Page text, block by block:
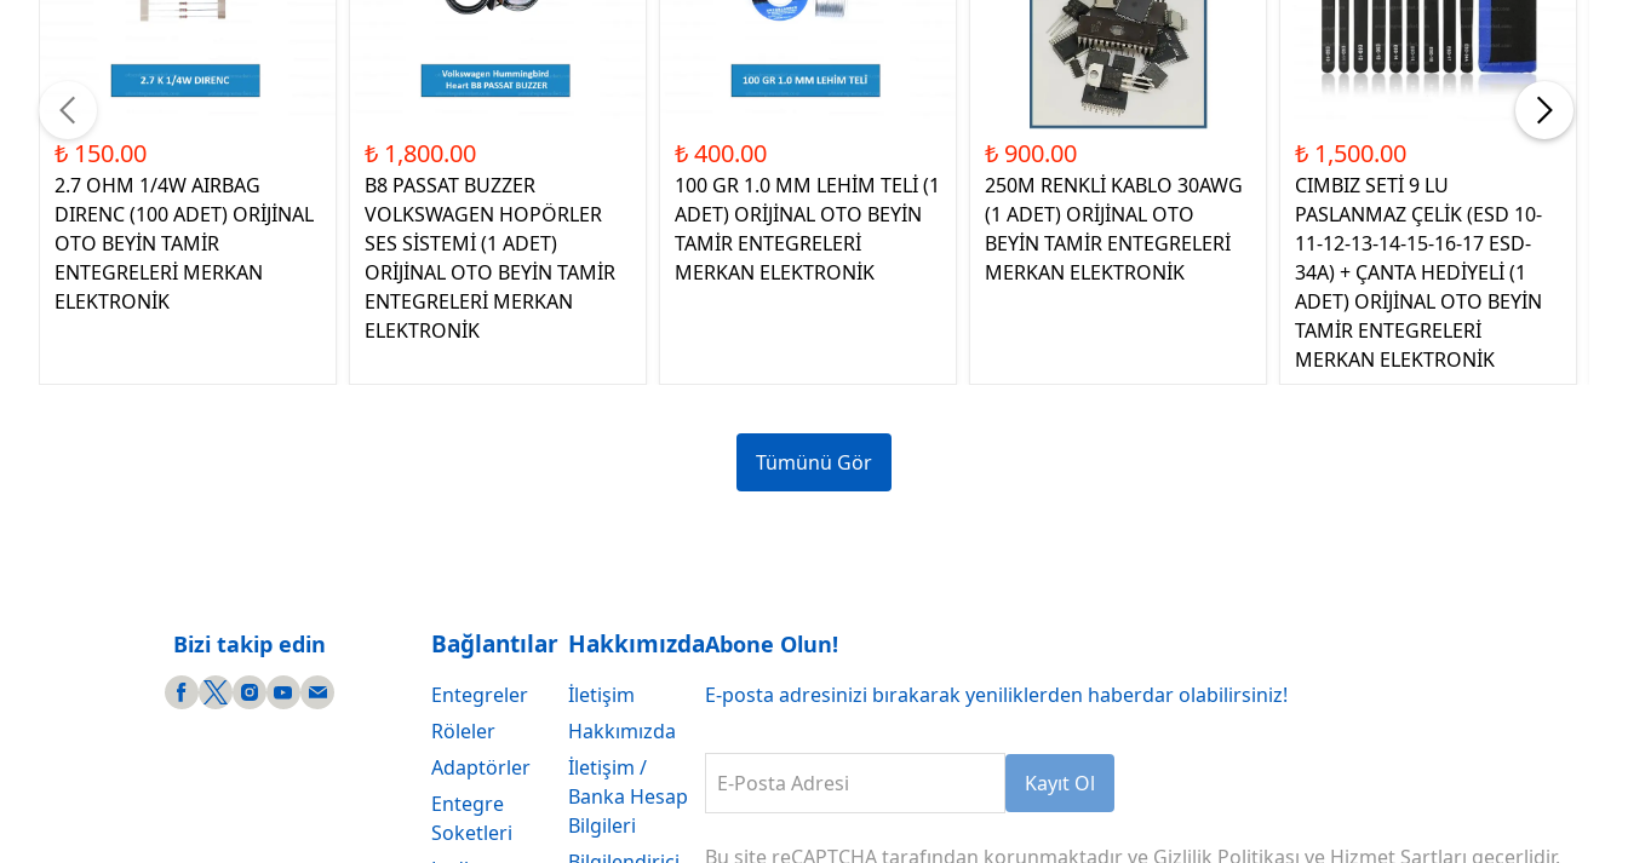
₺ 150.00
2.7 OHM 1/4W AIRBAG
DIRENC (100 ADET) ORİJİNAL
OTO BEYİN TAMİR
ENTEGRELERİ MERKAN
ELEKTRONİK
₺ 1,800.00
B8 PASSAT BUZZER
VOLKSWAGEN HOPÖRLER
SES SİSTEMİ (1 ADET)
ORİJİNAL OTO BEYİN TAMİR
ENTEGRELERİ MERKAN
ELEKTRONİK
₺ 400.00
100 GR 1.0 MM LEHİM TELİ (1
ADET) ORİJİNAL OTO BEYİN
TAMİR ENTEGRELERİ
MERKAN ELEKTRONİK
₺ 900.00
250M RENKLİ KABLO 30AWG
(1 ADET) ORİJİNAL OTO
BEYİN TAMİR ENTEGRELERİ
MERKAN ELEKTRONİK
₺ 1,500.00
CIMBIZ SETİ 9 LU
PASLANMAZ ÇELİK (ESD 10-
11-12-13-14-15-16-17 ESD-
34A) + ÇANTA HEDİYELİ (1
ADET) ORİJİNAL OTO BEYİN
TAMİR ENTEGRELERİ
MERKAN ELEKTRONİK
Tümünü Gör
Bizi takip edin Bağlantılar
Entegreler
Röleler
Adaptörler
Entegre
Soketleri
Hakkımızda
İletişim
Hakkımızda
İletişim /
Banka Hesap
Bilgileri
Abone Olun!
E-posta adresinizi bırakarak yeniliklerden haberdar olabilirsiniz!
E-Posta Adresi Kayıt Ol
Bu site reCAPTCHA tarafından korunmaktadır ve Gizlilik Politikası ve Hizmet Şartları geçerlidir.